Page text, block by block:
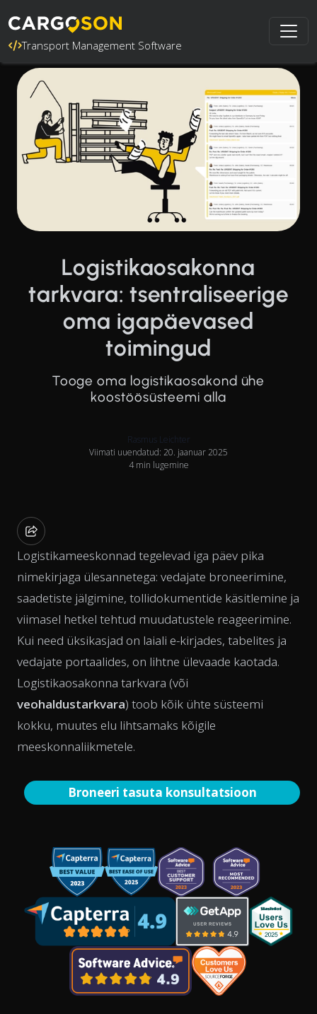
Transport Management Software
Logistikaosakonna
tarkvara: tsentraliseerige
oma igapäevased
toimingud
Tooge oma logistikaosakond ühe
koostöösüsteemi alla
Rasmus Leichter
Viimati uuendatud: 20. jaanuar 2025
4 min lugemine
Logistikameeskonnad tegelevad iga päev pika
nimekirjaga ülesannetega: vedajate broneerimine,
saadetiste jälgimine, tollidokumentide käsitlemine ja
viimasel hetkel tehtud muudatustele reageerimine.
Kui need üksikasjad on laiali e-kirjades, tabelites ja
vedajate portaalides, on lihtne ülevaade kaotada.
Logistikaosakonna tarkvara (või
veohaldustarkvara) toob kõik ühte süsteemi
kokku, muutes elu lihtsamaks kõigile
meeskonnaliikmetele.
Broneeri tasuta konsultatsioon